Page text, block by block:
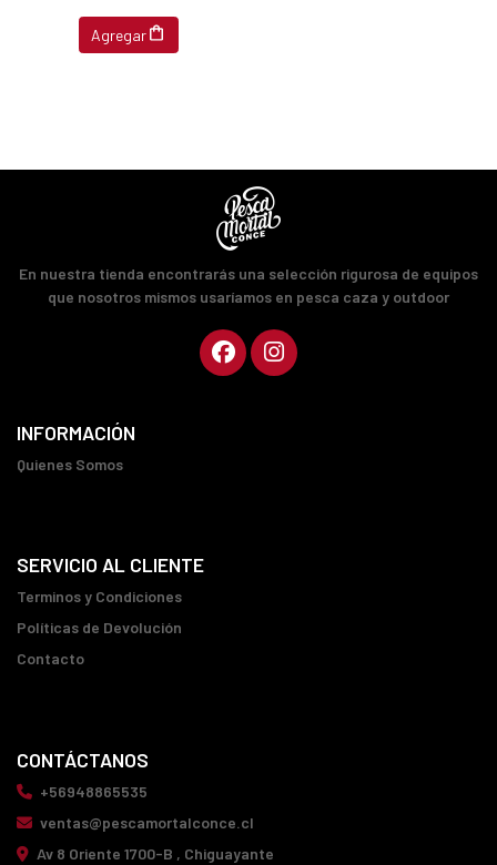
Agregar
En nuestra tienda encontrarás una selección rigurosa de equipos
que nosotros mismos usaríamos en pesca caza y outdoor
INFORMACIÓN
Quienes Somos
SERVICIO AL CLIENTE
Terminos y Condiciones
Políticas de Devolución
Contacto
CONTÁCTANOS
+56948865535
ventas@pescamortalconce.cl
Av 8 Oriente 1700-B , Chiguayante